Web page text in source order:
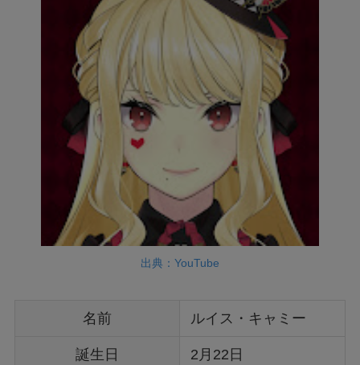
出典：YouTube
名前 ルイス・キャミー
誕生日 2月22日